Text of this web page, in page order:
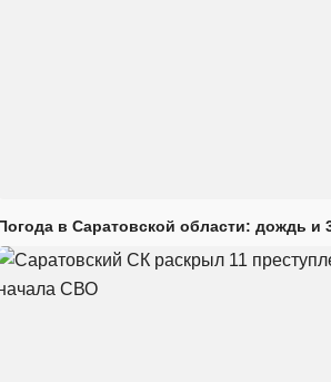
в Саратовской области: дождь и